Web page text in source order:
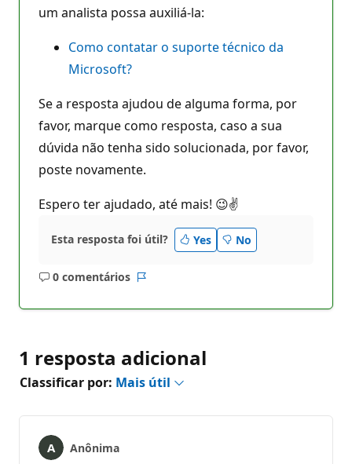
um analista possa auxiliá-la:
Como contatar o suporte técnico da
Microsoft?
Se a resposta ajudou de alguma forma, por
favor, marque como resposta, caso a sua
dúvida não tenha sido solucionada, por favor,
poste novamente.
Espero ter ajudado, até mais! 😉✌
Esta resposta foi útil? Yes No
0 comentários
Sem
1 resposta adicional
Classificar por: Mais útil
Anônima